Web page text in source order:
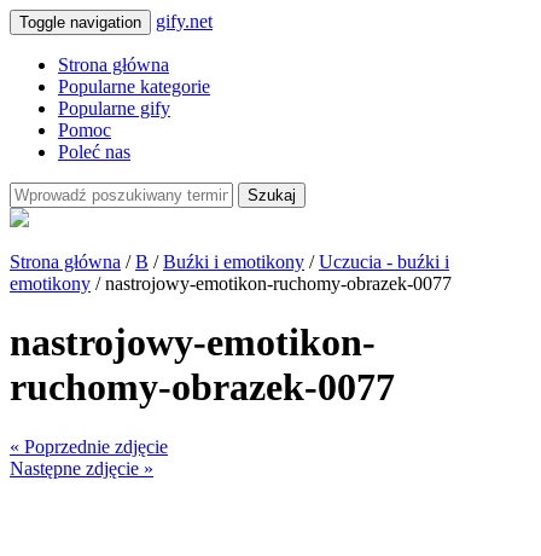
Toggle navigation gify.net
Strona główna
Popularne kategorie
Popularne gify
Pomoc
Poleć nas
Szukaj
Strona główna /B /Buźki i emotikony /Uczucia - buźki i
emotikony / nastrojowy-emotikon-ruchomy-obrazek-0077
nastrojowy-emotikon-
ruchomy-obrazek-0077
« Poprzednie zdjęcie
Następne zdjęcie »